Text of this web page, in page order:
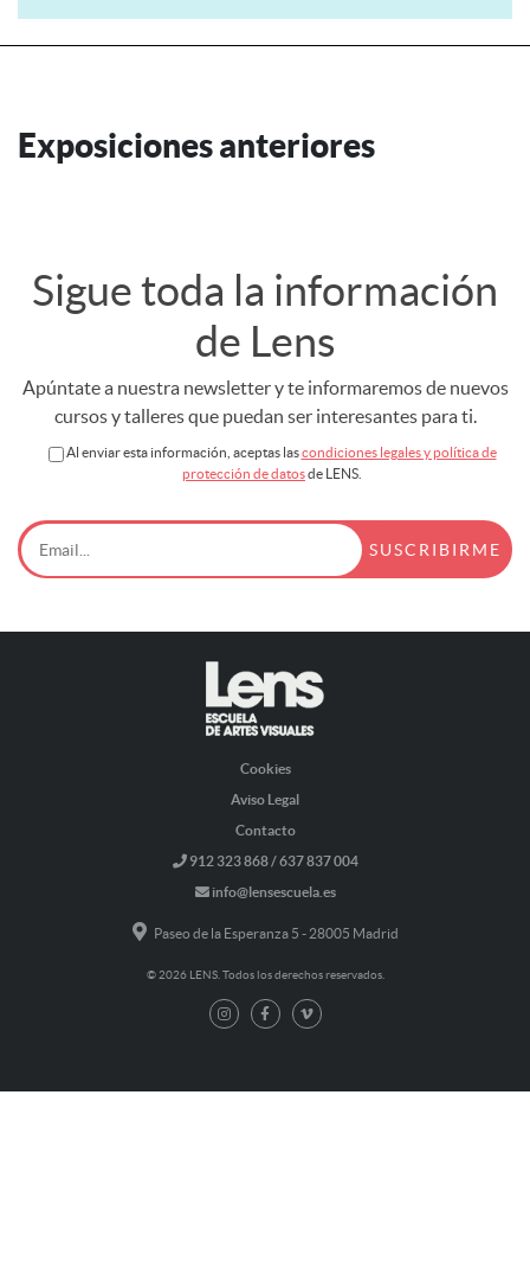
Exposiciones anteriores
Sigue toda la información
de Lens
Apúntate a nuestra newsletter y te informaremos de nuevos
cursos y talleres que puedan ser interesantes para ti.
Al enviar esta información, aceptas lascondiciones legales y política de
protección de datosde LENS.
Cookies
Aviso Legal
Contacto
912 323 868 / 637 837 004
info@lensescuela.es
Paseo de la Esperanza 5 - 28005 Madrid
© 2026 LENS. Todos los derechos reservados.